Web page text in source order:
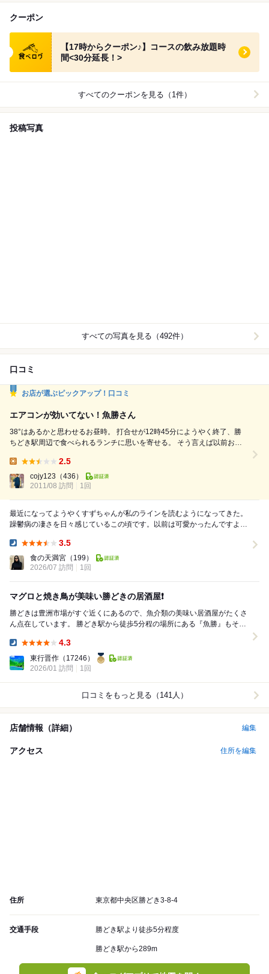
クーポン
食べログ クーポン
【17時からクーポン♪】コースの飲み放題時
間<30分延長！>
すべてのクーポンを見る（1件）
投稿写真
すべての写真を見る（492件）
口コミ
お店が選ぶピックアップ！口コミ
エアコンが効いてない！魚勝さん
38°はあるかと思わせるお昼時。 打合せが12時45分にようやく終了、勝
ちどき駅周辺で食べられるランチに思いを寄せる。 そう言えば以前お邪
発病しそうな攻撃的な陽射しの下歩くこと10分「魚勝」さんに到着す
る。 お店の前には、メニューの看板があり 定食メニューとしては ①魚勝
御膳850円②焼魚定食750円③煮魚定食750...
2.5
cojy123 （436）
2011/08 訪問
1回
最近になってようやくすずちゃんが私のラインを読むようになってきた。
躁鬱病の凄さを日々感じているこの頃です。以前は可愛かったんですよ。
3.5
食の天満宮 （199）
2026/07 訪問
1回
マグロと焼き鳥が美味い勝どきの居酒屋❗️
勝どきは豊洲市場がすぐ近くにあるので、魚介類の美味い居酒屋がたくさ
ん点在しています。 勝どき駅から徒歩5分程の場所にある『魚勝』もその
4.3
東行晋作 （17246）
2026/01 訪問
1回
口コミをもっと見る（141人）
店舗情報（詳細） 編集
アクセス 住所を編集
住所 東京都中央区勝どき3-8-4
交通手段 勝どき駅より徒歩5分程度
勝どき駅から289m